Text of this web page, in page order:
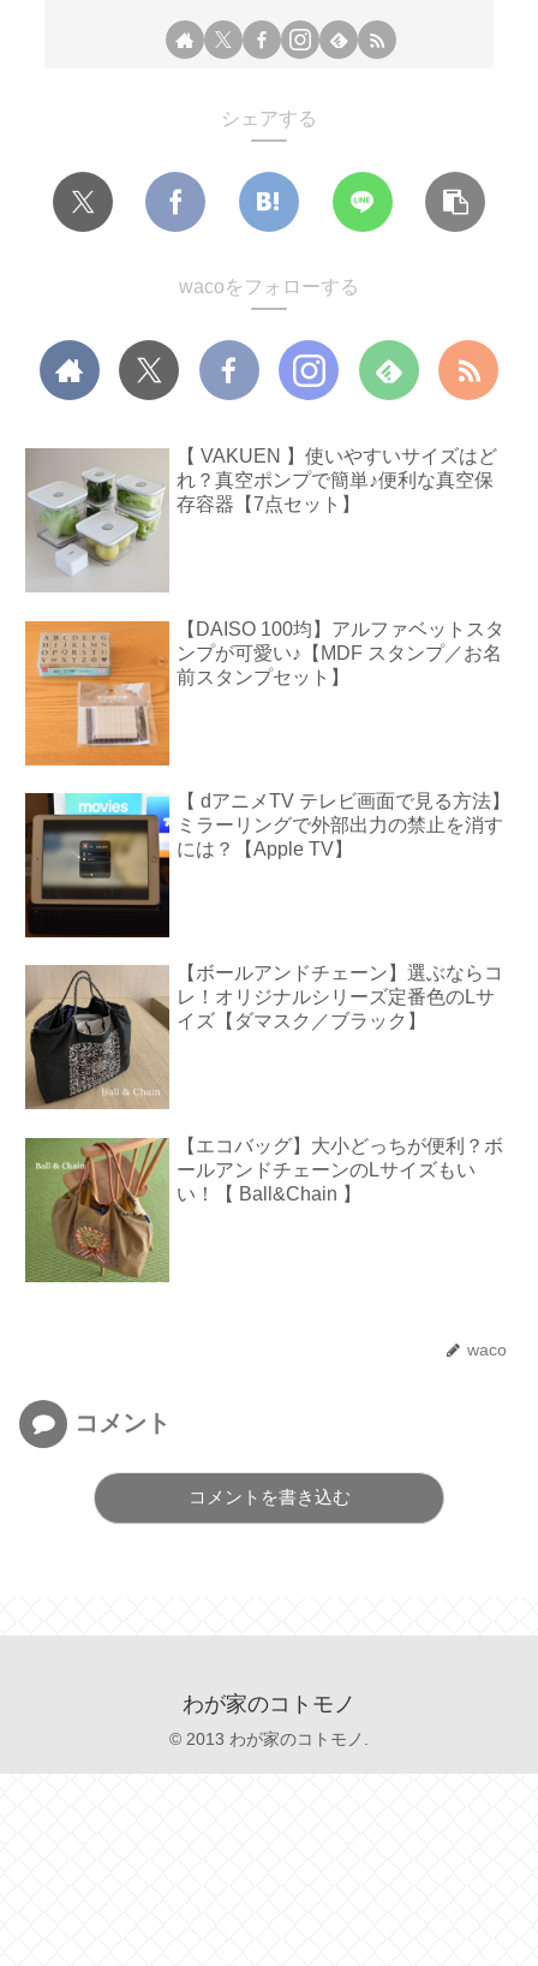
シェアする
wacoをフォローする
【 VAKUEN 】使いやすいサイズはど
れ？真空ポンプで簡単♪便利な真空保
存容器【7点セット】
【DAISO 100均】アルファベットスタ
ンプが可愛い♪【MDF スタンプ／お名
前スタンプセット】
【 dアニメTV テレビ画面で見る方法】
ミラーリングで外部出力の禁止を消す
には？【Apple TV】
【ボールアンドチェーン】選ぶならコ
レ！オリジナルシリーズ定番色のLサ
イズ【ダマスク／ブラック】
【エコバッグ】大小どっちが便利？ボ
ールアンドチェーンのLサイズもい
い！【 Ball&Chain 】
waco
コメント
コメントを書き込む
わが家のコトモノ
© 2013 わが家のコトモノ.